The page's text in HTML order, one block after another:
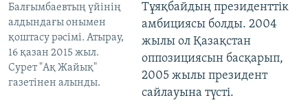
Балғымбаевтың үйінің
алдындағы онымен
қоштасу рәсімі. Атырау,
16 қазан 2015 жыл.
Сурет "Ақ Жайық"
газетінен алынды.
Тұяқбайдың президенттік
амбициясы болды. 2004
жылы ол Қазақстан
оппозициясын басқарып,
2005 жылы президент
сайлауына түсті.